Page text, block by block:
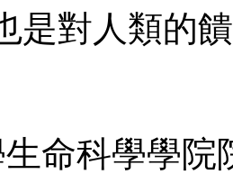
對人類的饋贈
命科學學院